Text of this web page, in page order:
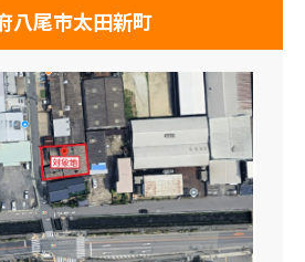
八尾市太田新町